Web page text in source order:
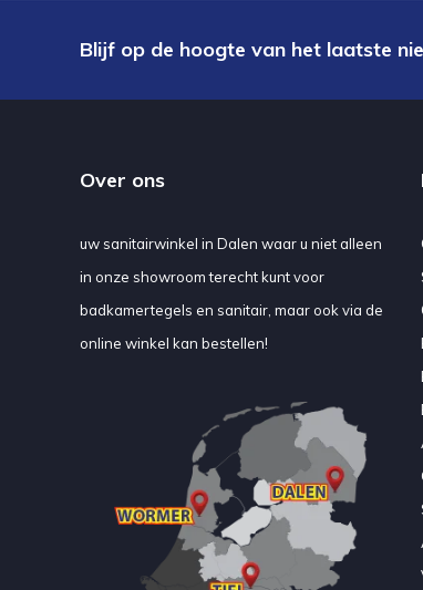
Blijf op de hoogte van het laatste
Over ons
uw sanitairwinkel in Dalen waar u niet alleen
in onze showroom terecht kunt voor
badkamertegels en sanitair, maar ook via de
online winkel kan bestellen!